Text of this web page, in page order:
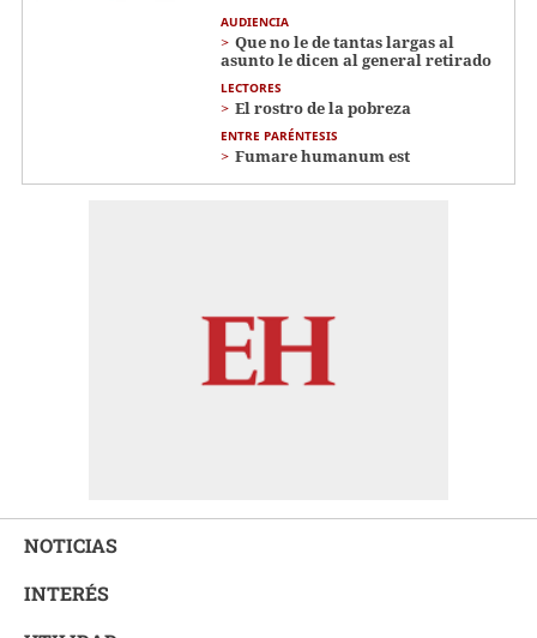
AUDIENCIA
Que no le de tantas largas al
asunto le dicen al general retirado
LECTORES
El rostro de la pobreza
ENTRE PARÉNTESIS
Fumare humanum est
NOTICIAS
INTERÉS